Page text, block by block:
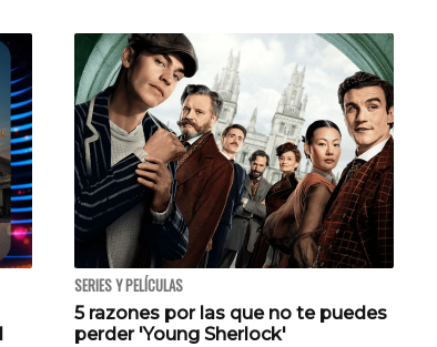
SERIES Y PELÍCULAS
5 razones por las que no te puedes
perder 'Young Sherlock'